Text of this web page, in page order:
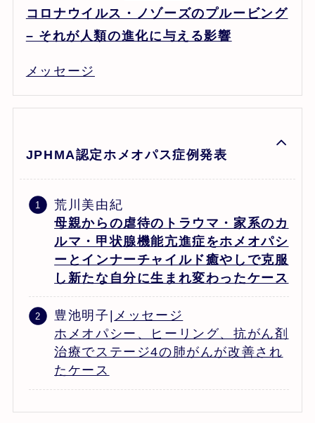
コロナウイルス・ノゾーズのプルービング
– それが人類の進化に与える影響
メッセージ
JPHMA認定ホメオパス症例発表
荒川美由紀
母親からの虐待のトラウマ・家系のカ
ルマ・甲状腺機能亢進症をホメオパシ
ーとインナーチャイルド癒やしで克服
し新たな自分に生まれ変わったケース
豊池明子| メッセージ
ホメオパシー、ヒーリング、抗がん剤
治療でステージ4の肺がんが改善され
たケース